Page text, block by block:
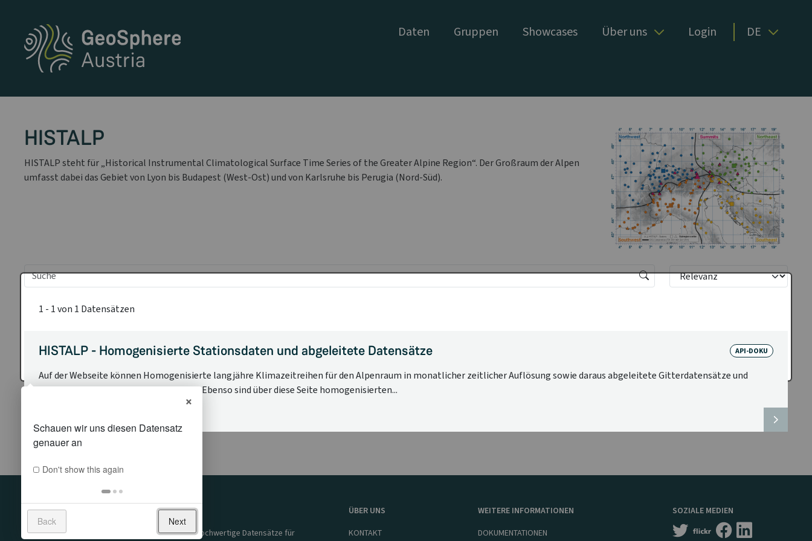
Daten Gruppen Showcases Über uns Login DE
HISTALP
HISTALP steht für „Historical Instrumental Climatological Surface Time Series of the Greater Alpine Region“. Der Großraum der Alpen
umfasst dabei das Gebiet von Lyon bis Budapest (West-Ost) und von Karlsruhe bis Perugia (Nord-Süd).
1 - 1 von 1 Datensätzen
HISTALP - Homogenisierte Stationsdaten und abgeleitete Datensätze API-DOKU
Auf der Webseite können Homogenisierte langjähre Klimazeitreihen für den Alpenraum in monatlicher zeitlicher Auflösung sowie daraus abgeleitete Gitterdatensätze und
Regionsmittelwerte gefunden werden. Ebenso sind über diese Seite homogenisierten...
UNSERE MISSION
Der GeoSphere Austria Data Hub stellt qualitativ hochwertige Datensätze für
ÜBER UNS
KONTAKT
WEITERE INFORMATIONEN
DOKUMENTATIONEN
SOZIALE MEDIEN
×
Don't show this again
Back Next